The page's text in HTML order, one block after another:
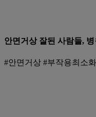
안면거상 잘된 사람들,
#안면거상 #부작용최소화